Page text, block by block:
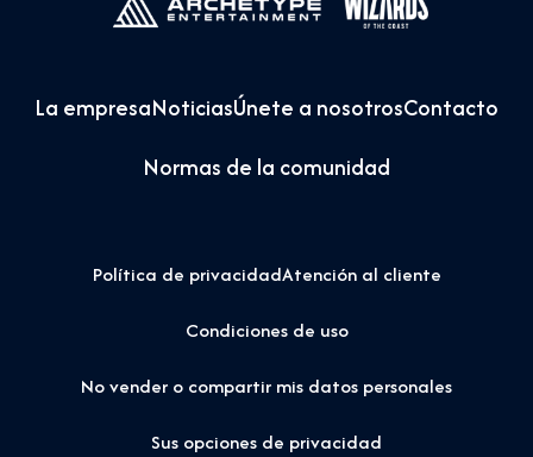
La empresaNoticiasÚnete a nosotrosContacto
Normas de la comunidad
Política de privacidadAtención al cliente
Condiciones de uso
No vender o compartir mis datos personales
Sus opciones de privacidad